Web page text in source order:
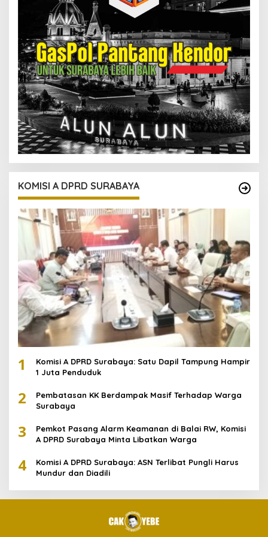
KOMISI A DPRD SURABAYA
1
Komisi A DPRD Surabaya: Satu Dapil Tampung Hampir
1 Juta Penduduk
2
Pembatasan KK Berdampak Masif Terhadap Warga
Surabaya
3
Pemkot Pasang Alarm Keamanan di Balai RW, Komisi
A DPRD Surabaya Minta Libatkan Warga
4
Komisi A DPRD Surabaya: ASN Terlibat Pungli Harus
Mundur dan Diadili